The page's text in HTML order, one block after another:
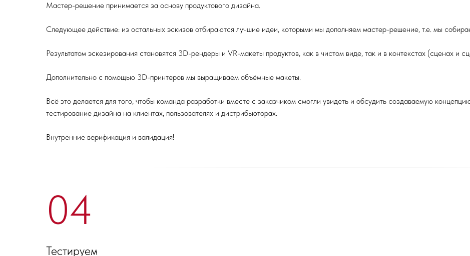
Мастер-решение принимается за основу продуктового дизайна.
Следующее действие: из остальных эскизов отбираются лучшие идеи, которыми мы дополняем мастер-решение, т.е. мы
Результатом эскезирования становятся 3D-рендеры и VR-макеты продуктов, как в чистом виде, так и в контекстах (сценах и
Дополнительно с помощью 3D-принтеров мы выращиваем объёмные макеты.
Всё это делается для того, чтобы команда разработки вместе с заказчиком смогли увидеть и обсудить создаваемую
тестирование дизайна на клиентах, пользователях и дистрибьюторах.
Внутренние верификация и валидация!
04
Тестируем